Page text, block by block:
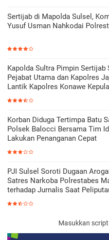
Sertijab di Mapolda Sulsel,
Yusuf Usman Nahkodai
Kapolda Sultra Pimpin Sertijab
Pejabat Utama dan Kapolres
Lantik Kapolres Konawe
Korban Diduga Tertimpa Batu
Polsek Balocci Bersama Tim
Lakukan Penanganan Cepat
PJI Sulsel Soroti Dugaan
Satres Narkoba Polrestabes
terhadap Jurnalis Saat
Masukkan